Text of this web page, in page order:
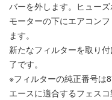
バーを外します。ヒュー
モーターの下にエアコン
ます。
新たなフィルターを取り
了です。
※フィルターの純正番号は
エースに適合するフェス